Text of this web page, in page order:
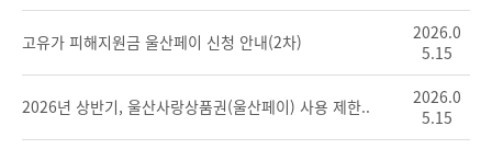
고유가 피해지원금 울산페이 신청 안내(2차)
2026.0
5.15
2026년 상반기, 울산사랑상품권(울산페이) 사용 제한..
2026.0
5.15